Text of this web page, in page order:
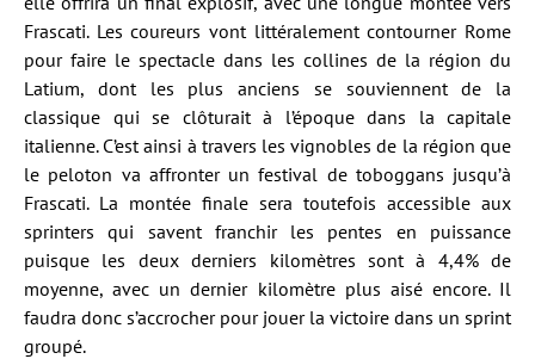
Frascati. Les coureurs vont littéralement contourner Rome
pour faire le spectacle dans les collines de la région du
Latium, dont les plus anciens se souviennent de la
classique qui se clôturait à l’époque dans la capitale
italienne. C’est ainsi à travers les vignobles de la région que
le peloton va affronter un festival de toboggans jusqu’à
Frascati. La montée finale sera toutefois accessible aux
sprinters qui savent franchir les pentes en puissance
puisque les deux derniers kilomètres sont à 4,4% de
moyenne, avec un dernier kilomètre plus aisé encore. Il
faudra donc s’accrocher pour jouer la victoire dans un sprint
groupé.